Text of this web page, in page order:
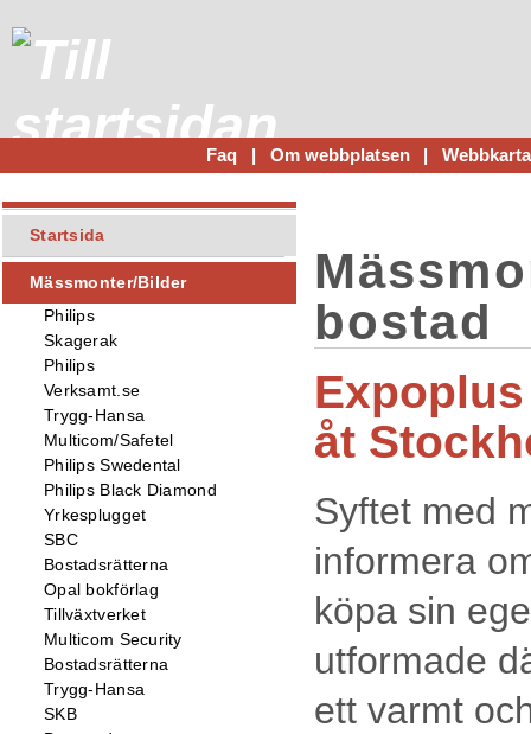
Faq Om webbplatsen Webbkarta
Startsida
Mässmonter/Bilder
Philips
Skagerak
Philips
Verksamt.se
Trygg-Hansa
Multicom/Safetel
Philips Swedental
Philips Black Diamond
Yrkesplugget
SBC
Bostadsrätterna
Opal bokförlag
Tillväxtverket
Multicom Security
Bostadsrätterna
Trygg-Hansa
SKB
bostad
åt
Syftet med
informera
köpa sin
utformade
ett varmt